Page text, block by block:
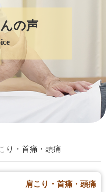
の声
り・首痛・頭痛
肩こり・首痛・頭痛